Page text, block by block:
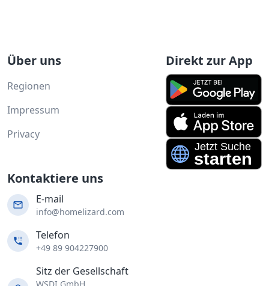
Über uns
Regionen
Impressum
Privacy
Direkt zur App
Kontaktiere uns
E-mail
info@homelizard.com
Telefon
+49 89 904227900
Sitz der Gesellschaft